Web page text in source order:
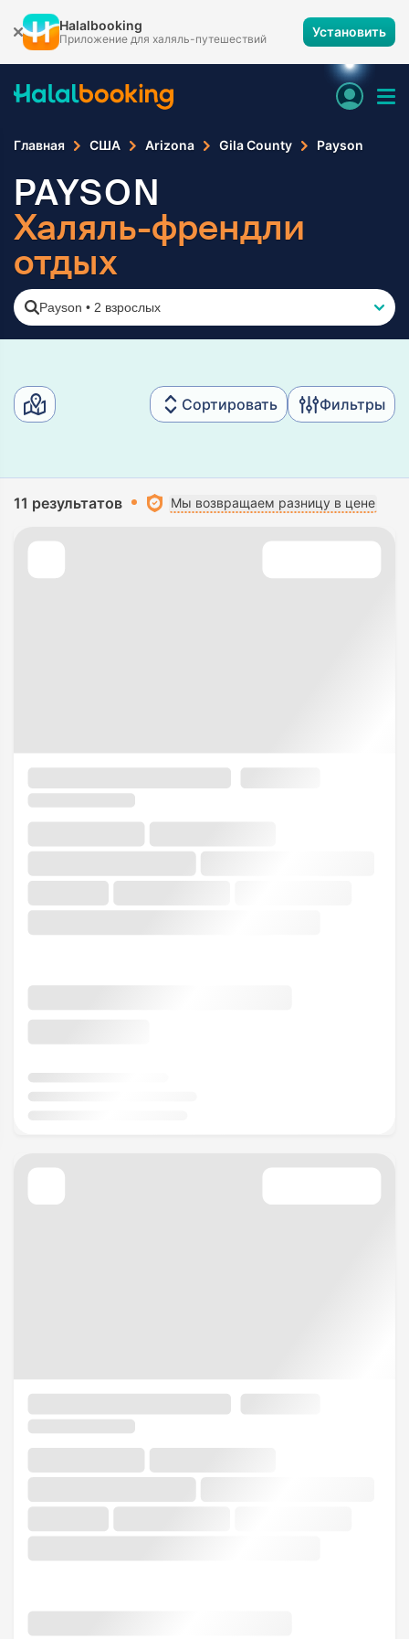
Halalbooking
Приложение для халяль-путешествий Установить
Главная США Arizona Gila County Payson
PAYSON
Халяль-френдли
отдых
Payson • 2 взрослых
Сортировать Фильтры
11 результатов Мы возвращаем разницу в цене